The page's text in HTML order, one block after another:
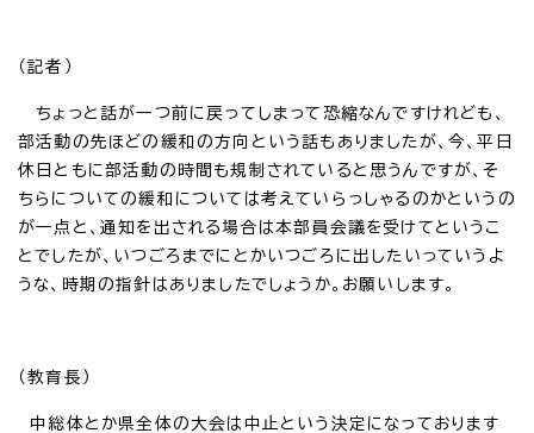
（記者）
ちょっと話が一つ前に戻ってしまって恐縮なんですけれども、
部活動の先ほどの緩和の方向という話もありましたが、今、平日
休日ともに部活動の時間も規制されていると思うんですが、そ
ちらについての緩和については考えていらっしゃるのかというの
が一点と、通知を出される場合は本部員会議を受けてというこ
とでしたが、いつごろまでにとかいつごろに出したいっていうよ
うな、時期の指針はありましたでしょうか。お願いします。
（教育長）
中総体とか県全体の大会は中止という決定になっております